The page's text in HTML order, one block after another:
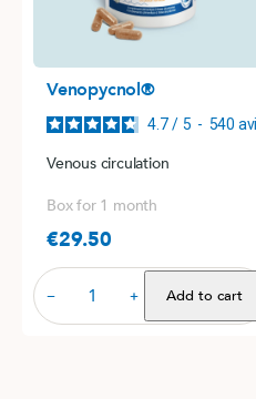
Venopycnol®
4.7 / 5 - 540
Venous circulation
Box for 1 month
Price
€29.50
− + Add to cart